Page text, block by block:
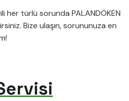
her türlü sorunda PALANDÖKEN
Bize ulaşın, sorununuza en